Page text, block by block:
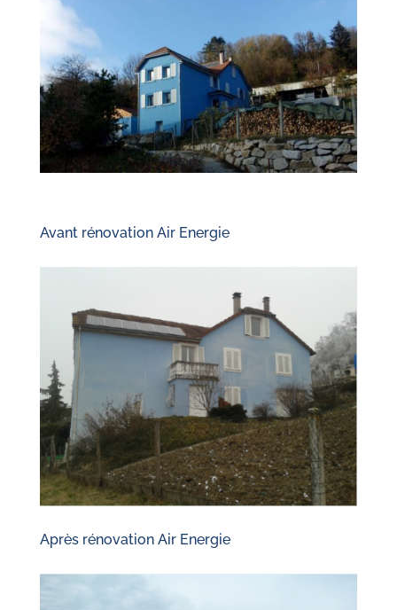
Avant rénovation Air Energie
Après rénovation Air Energie